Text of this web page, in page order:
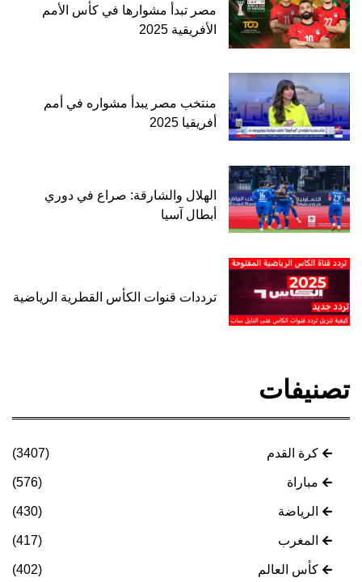
مصر تبدأ مشوارها في كأس الأمم
الأفريقية 2025
منتخب مصر يبدأ مشواره في أمم
أفريقيا 2025
الهلال والشارقة: صراع في دوري
أبطال آسيا
ترددات قنوات الكأس القطرية الرياضية
تصنيفات
كرة القدم (3407)
مباراة (576)
الرياضة (430)
المغرب (417)
كأس العالم (402)